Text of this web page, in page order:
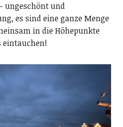
ungeschönt und
es sind eine ganze Menge
in die Höhepunkte
eintauchen!